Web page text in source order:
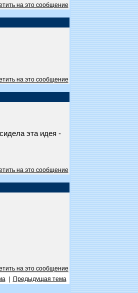
на это сообщение
на это сообщение
эта идея -
на это сообщение
на это сообщение
| Предыдущая тема